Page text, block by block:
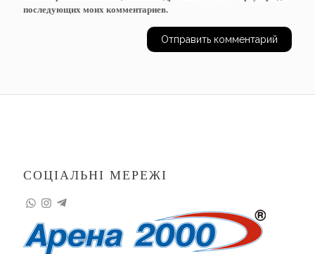
последующих моих комментариев.
СОЦІАЛЬНІ МЕРЕЖІ